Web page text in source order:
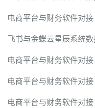
电商平台与财务软件对
飞书与金蝶云星辰系统
电商平台与财务软件对
电商平台与财务软件对
电商平台与财务软件对